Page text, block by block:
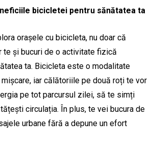
bicicletei pentru sănătatea ta
orașele cu bicicleta, nu doar că
te și bucuri de o activitate fizică
ta. Bicicleta este o modalitate
iar călătoriile pe două roți te vor
pe tot parcursul zilei, să te simți
circulația. În plus, te vei bucura de
urbane fără a depune un efort